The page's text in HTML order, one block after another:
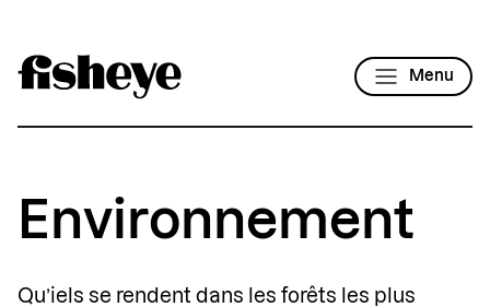
Menu
Environnement
Qu’iels se rendent dans les forêts les plus